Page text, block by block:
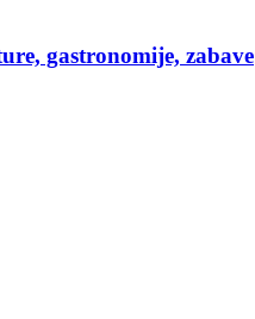
gastronomije, zabave